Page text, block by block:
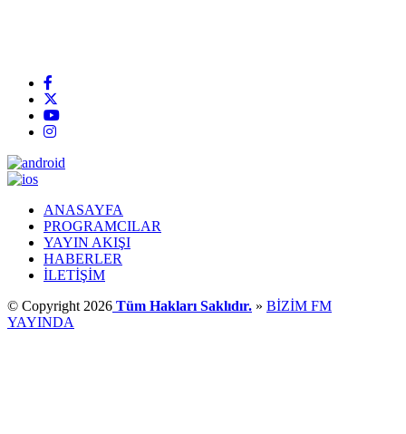
ANASAYFA
PROGRAMCILAR
YAYIN AKIŞI
HABERLER
İLETİŞİM
© Copyright 2026 Tüm Hakları Saklıdır. » BİZİM FM
YAYINDA